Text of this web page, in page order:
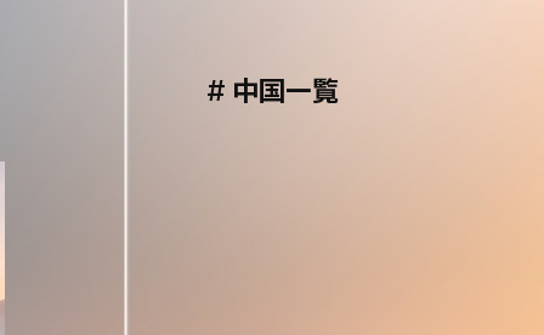
# 中国一覧